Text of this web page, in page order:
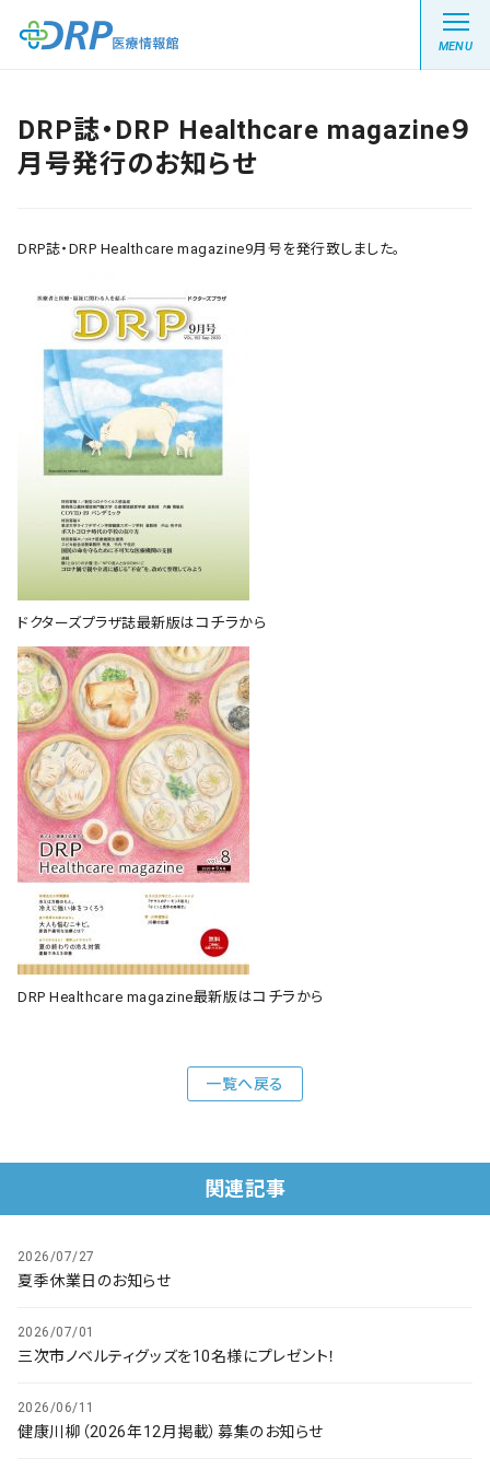
MENU
最新の注目記事
栄養健康レシピ
医療系学生記事
健康川柳
DRP医療情報館とは?
会社概要
お知らせ
お問い合わせ
DRP誌・DRP Healthcare magazine９
月号発行のお知らせ
DRP誌・DRP Healthcare magazine9月号を発行致しました。
ドクターズプラザ誌最新版はコチラから
DRP Healthcare magazine最新版はコチラ から
一覧へ戻る
関連記事
2026/07/27
夏季休業日のお知らせ
2026/07/01
三次市ノベルティグッズを10名様にプレゼント！
2026/06/11
健康川柳（2026年12月掲載）募集のお知らせ